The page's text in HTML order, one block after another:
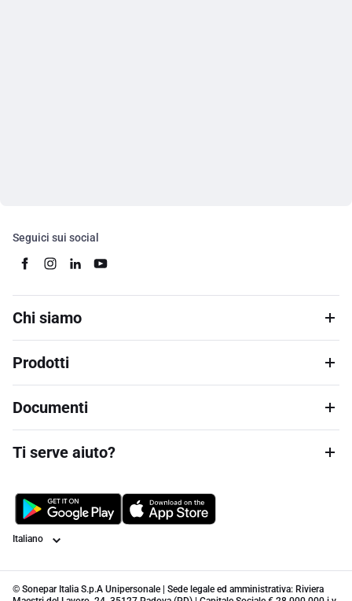
Seguici sui social
Chi siamo
Prodotti
Documenti
Ti serve aiuto?
Lingua
© Sonepar Italia S.p.A Unipersonale | Sede legale ed amministrativa: Riviera